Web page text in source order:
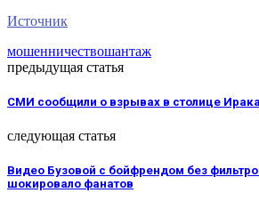
Источник
мошенничествошантаж
предыдущая статья
СМИ сообщили о взрывах в столице Ирака
следующая статья
Видео Бузовой с бойфрендом без
шокировало фанатов